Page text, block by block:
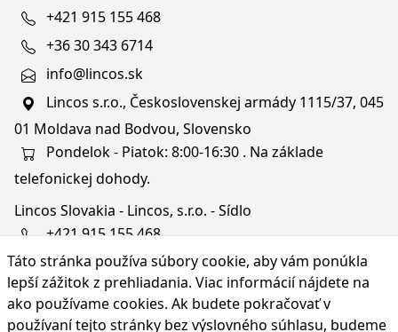
Táto stránka používa súbory cookie, aby vám ponúkla
lepší zážitok z prehliadania. Viac informácií nájdete na
ako používame cookies. Ak budete pokračovať v
používaní tejto stránky bez výslovného súhlasu, budeme
+421 915 155 468
+36 30 343 6714
info@lincos.sk
Lincos s.r.o., Československej armády 1115/37, 045
01 Moldava nad Bodvou, Slovensko
Pondelok - Piatok: 8:00-16:30 . Na základe
telefonickej dohody.
Lincos Slovakia - Lincos, s.r.o. - Sídlo
+421 915 155 468
+36/30 343 6714
bratislava@lincos.sk
Lincos s.r.o., Rustaveliho 4, 831 06 Bratislava - m. č.